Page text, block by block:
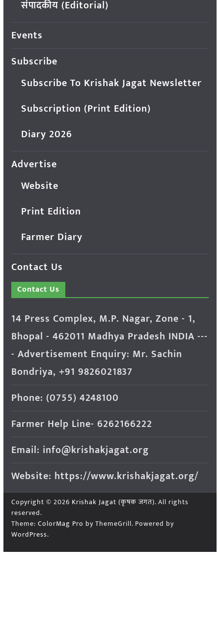
संपादकीय (Editorial)
Events
Subscribe
Subscribe To Krishak Jagat Newsletter
Subscription (Print Edition)
Diary 2026
Advertise
Website
Print Edition
Farmer Diary
Contact Us
Contact Us
14 Press Complex, M.P. Nagar, Zone - 1,
Bhopal - 462011 Madhya Pradesh INDIA ---
- Advertisement Enquiry: Mr. Sachin
Bondriya, +91 9826021837
Phone: (0755) 4248100
Farmer Help Line- 6262166222
Email: info@krishakjagat.org
Website: https://www.krishakjagat.org/
Copyright © 2026 Krishak Jagat (कृषक जगत). All rights
reserved.
Theme: ColorMag Pro by ThemeGrill. Powered by
WordPress.